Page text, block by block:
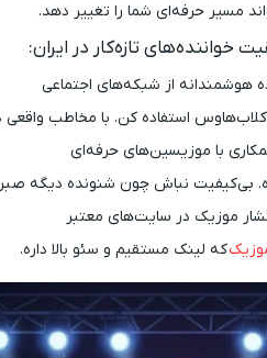
مسیر حرفه‌ای شما را تغییر دهد.
کلاب‌هاوس استفاده کن. با مخاطب واقعی
بی‌کیفیت نباش چون شنونده دیگه صبر
که لینک مستقیم و سئو بالا داره.